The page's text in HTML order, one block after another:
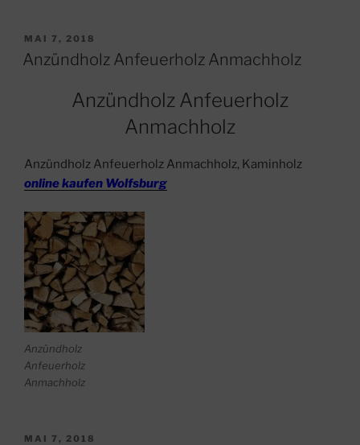
VERÖFFENTLICHT
AM
MAI 7, 2018
Anzündholz Anfeuerholz Anmachholz
Anzündholz Anfeuerholz
Anmachholz
Anzündholz Anfeuerholz Anmachholz, Kaminholz
online kaufen Wolfsburg
Anzündholz
Anfeuerholz
Anmachholz
VERÖFFENTLICHT
MAI 7, 2018